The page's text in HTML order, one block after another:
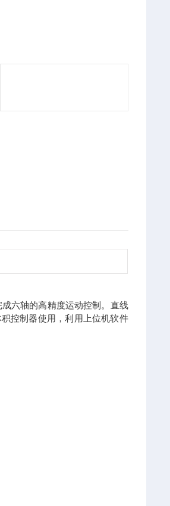
六轴的高精度运动控制。直线
控制器使用，利用上位机软件